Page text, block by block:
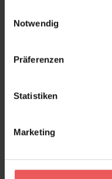
Notwendig
Präferenzen
Statistiken
Marketing